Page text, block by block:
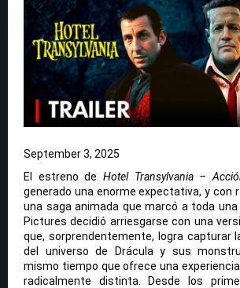
September 3, 2025
El estreno de Hotel Transylvania –
generado una enorme expectativa, y con
una saga animada que marcó a toda una
Pictures decidió arriesgarse con una
que, sorprendentemente, logra capturar
del universo de Drácula y sus
mismo tiempo que ofrece una
radicalmente distinta. Desde los